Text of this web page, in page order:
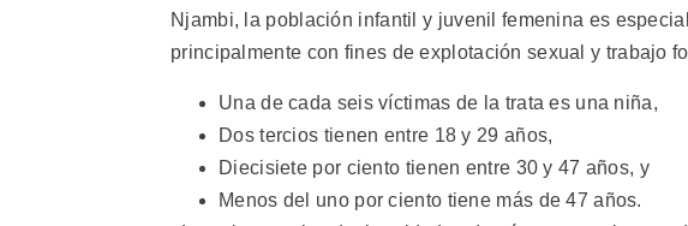
Njambi, la población infantil y juvenil femenina es
principalmente con fines de explotación sexual y trabajo
Una de cada seis víctimas de la trata es una niña,
Dos tercios tienen entre 18 y 29 años,
Diecisiete por ciento tienen entre 30 y 47 años, y
Menos del uno por ciento tiene más de 47 años.